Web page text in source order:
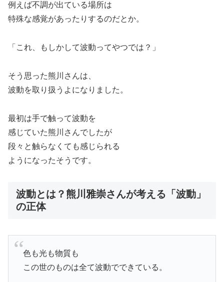
例えば不調が出ている場所は
特殊な感覚があったりするのだとか。
「これ、もしかして波動ってやつでは？」
そう思った熊川さんは、
波動を取り扱うよになりました。
最初は手で触って波動を
感じていた熊川さんでしたが
段々と触らなくても感じられる
ようになったそうです。
波動とは？熊川雅崇さんが考える「波動」
の正体
色も光も物質も
この世のものは全て波動でできている。